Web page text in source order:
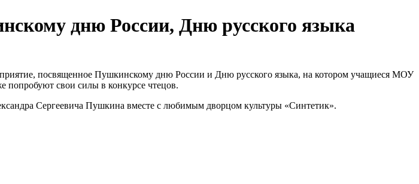
дню России, Дню русского языка
посвященное Пушкинскому дню России и Дню русского языка, на котором учащиеся МОУ
попробуют свои силы в конкурсе чтецов.
Сергеевича Пушкина вместе с любимым дворцом культуры «Синтетик».